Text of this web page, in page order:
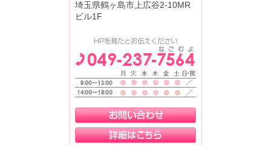
埼玉県鶴ヶ島市上広谷2-10MR
ビル1F